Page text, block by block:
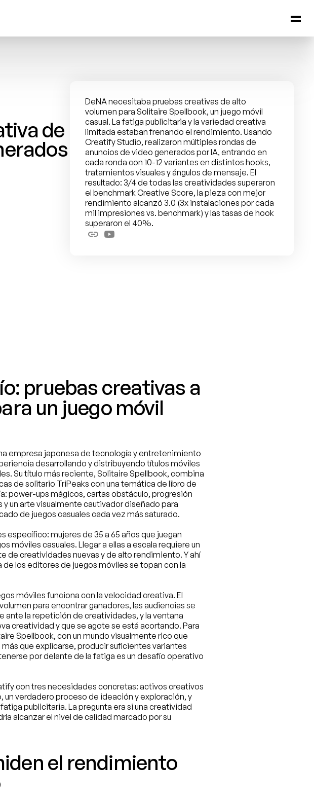
de
DeNA necesitaba pruebas creativas de alto
volumen para Solitaire Spellbook, un juego móvil
casual. La fatiga publicitaria y la variedad creativa
limitada estaban frenando el rendimiento. Usando
Creatify Studio, realizaron múltiples rondas de
anuncios de video generados por IA, entrando en
cada ronda con 10-12 variantes en distintos hooks,
tratamientos visuales y ángulos de mensaje. El
resultado: 3/4 de todas las creatividades superaron
el benchmark Creative Score, la pieza con mejor
rendimiento alcanzó 3.0 (3x instalaciones por cada
mil impresiones vs. benchmark) y las tasas de hook
superaron el 40%.
pruebas creativas a
un juego móvil
empresa japonesa de tecnología y entretenimiento
desarrollando y distribuyendo títulos móviles
Su título más reciente, Solitaire Spellbook, combina
de solitario TriPeaks con una temática de libro de
power-ups mágicos, cartas obstáculo, progresión
y un arte visualmente cautivador diseñado para
de juegos casuales cada vez más saturado.
específico: mujeres de 35 a 65 años que juegan
móviles casuales. Llegar a ellas a escala requiere un
de creatividades nuevas y de alto rendimiento. Y ahí
de los editores de juegos móviles se topan con la
móviles funciona con la velocidad creativa. El
para encontrar ganadores, las audiencias se
ante la repetición de creatividades, y la ventana
creatividad y que se agote se está acortando. Para
Spellbook, con un mundo visualmente rico que
que explicarse, producir suficientes variantes
por delante de la fatiga es un desafío operativo
con tres necesidades concretas: activos creativos
un verdadero proceso de ideación y exploración, y
publicitaria. La pregunta era si una creatividad
alcanzar el nivel de calidad marcado por su
el rendimiento